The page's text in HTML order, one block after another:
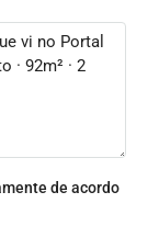
de acordo